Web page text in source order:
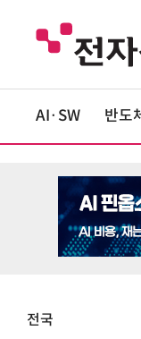
AI·SW 반도체
전국